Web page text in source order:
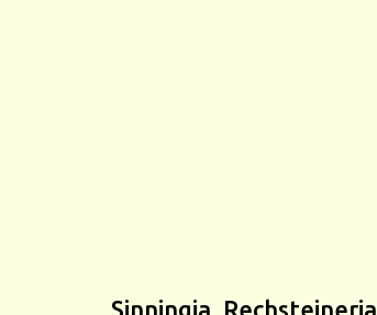
Sinningia, Rechsteineria